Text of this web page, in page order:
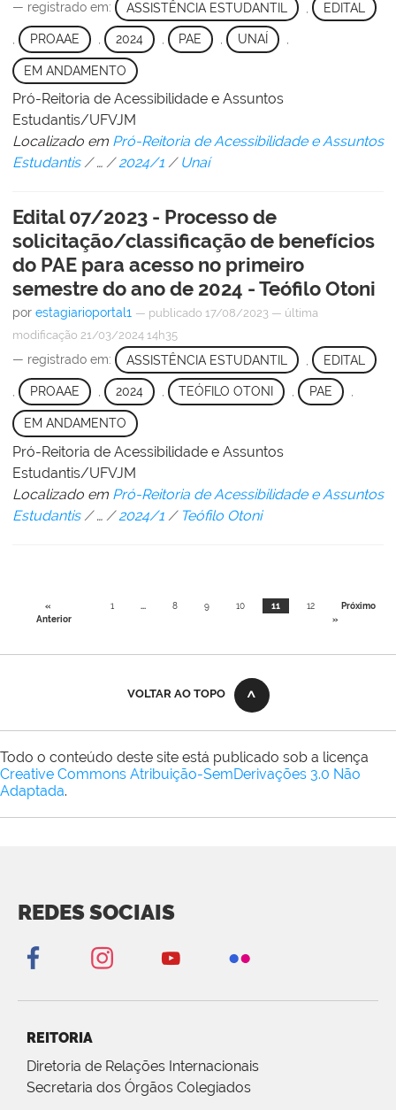
— registrado em: ASSISTÊNCIA ESTUDANTIL EDITAL
, PROAAE , 2024 , PAE , UNAÍ ,
EM ANDAMENTO
Pró-Reitoria de Acessibilidade e Assuntos
Estudantis/UFVJM
Localizado em Pró-Reitoria de Acessibilidade e Assuntos
Estudantis /… /2024/1 / Unaí
Edital 07/2023 - Processo de
solicitação/classificação de benefícios
do PAE para acesso no primeiro
semestre do ano de 2024 - Teófilo Otoni
por estagiarioportal1 — publicado 17/08/2023 — última
modificação 21/03/2024 14h35
— registrado em: ASSISTÊNCIA ESTUDANTIL EDITAL
, PROAAE , 2024 , TEÓFILO OTONI , PAE ,
EM ANDAMENTO
Pró-Reitoria de Acessibilidade e Assuntos
Estudantis/UFVJM
Localizado em Pró-Reitoria de Acessibilidade e Assuntos
Estudantis /… /2024/1 / Teófilo Otoni
«
Anterior
1 ... 8 9 10 11 12
Próximo
»
VOLTAR AO TOPO
Todo o conteúdo deste site está publicado sob a licença
Creative Commons Atribuição-SemDerivações 3.0 Não
Adaptada.
REDES SOCIAIS
REITORIA
Diretoria de Relações Internacionais
Secretaria dos Órgãos Colegiados